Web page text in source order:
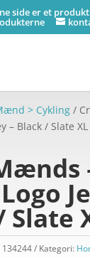
side er et
> Cykling/
– Black / Slate XL
Slate
134244 Kategori: